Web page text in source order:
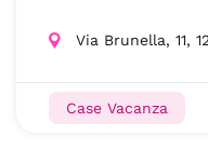
Via Brunella, 11,
Case Vacanza